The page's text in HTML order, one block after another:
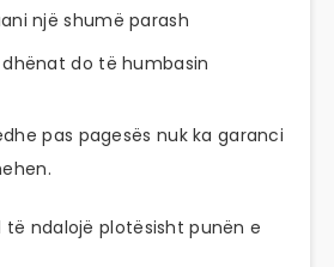
një shumë parash
do të humbasin
pas pagesës nuk ka garanci
të ndalojë plotësisht punën e